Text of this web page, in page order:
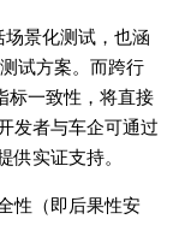
景化测试，也涵
试方案。而跨行
标一致性，将直接
发者与车企可通过
供实证支持。
性（即后果性安